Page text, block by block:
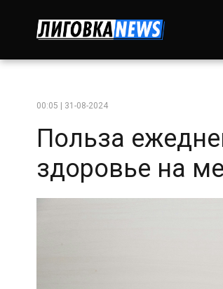
00:05 | 31-08-2024
Польза
здоровье на